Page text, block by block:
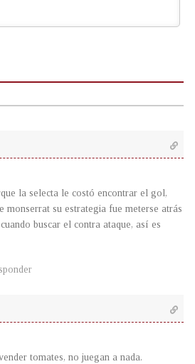
la selecta le costó encontrar el gol,
monserrat su estrategia fue meterse atrás
buscar el contra ataque, así es
tomates, no juegan a nada.